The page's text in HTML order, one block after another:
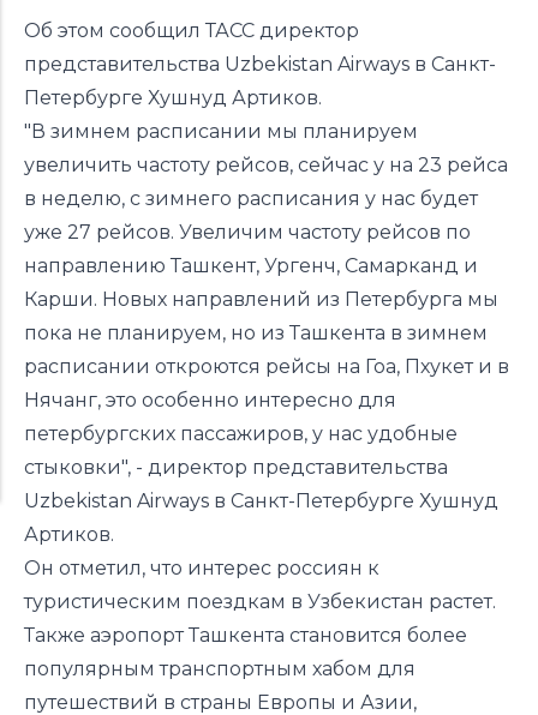
Об этом сообщил ТАСС директор
представительства Uzbekistan Airways в Санкт-
Петербурге Хушнуд Артиков.
"В зимнем расписании мы планируем
увеличить частоту рейсов, сейчас у на 23 рейса
в неделю, с зимнего расписания у нас будет
уже 27 рейсов. Увеличим частоту рейсов по
направлению Ташкент, Ургенч, Самарканд и
Карши. Новых направлений из Петербурга мы
пока не планируем, но из Ташкента в зимнем
расписании откроются рейсы на Гоа, Пхукет и в
Нячанг, это особенно интересно для
петербургских пассажиров, у нас удобные
стыковки", - директор представительства
Uzbekistan Airways в Санкт-Петербурге Хушнуд
Артиков.
Он отметил, что интерес россиян к
туристическим поездкам в Узбекистан растет.
Также аэропорт Ташкента становится более
популярным транспортным хабом для
путешествий в страны Европы и Азии,